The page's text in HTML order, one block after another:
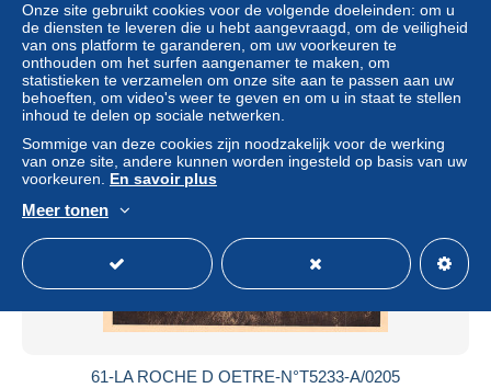
± US$ 6,94
Statuut Professioneel handelaar
Nieuw
61-LA ROCHE D OETRE-N°T5233-A/0205
Onze site gebruikt cookies voor de volgende doeleinden: om u
de diensten te leveren die u hebt aangevraagd, om de veiligheid
van ons platform te garanderen, om uw voorkeuren te
onthouden om het surfen aangenamer te maken, om
statistieken te verzamelen om onze site aan te passen aan uw
behoeften, om video's weer te geven en om u in staat te stellen
inhoud te delen op sociale netwerken.
Sommige van deze cookies zijn noodzakelijk voor de werking
van onze site, andere kunnen worden ingesteld op basis van uw
voorkeuren. En savoir plus
Meer tonen